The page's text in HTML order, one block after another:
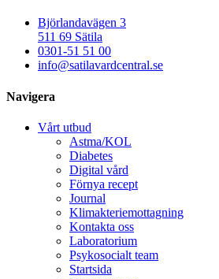
Björlandavägen 3
511 69 Sätila
0301-51 51 00
info@satilavardcentral.se
Navigera
Vårt utbud
Astma/KOL
Diabetes
Digital vård
Förnya recept
Journal
Klimakteriemottagning
Kontakta oss
Laboratorium
Psykosocialt team
Startsida